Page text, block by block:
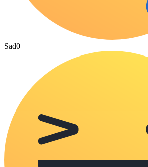
Sad0